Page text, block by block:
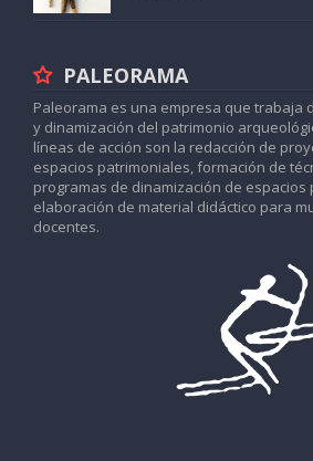
PALEORAMA
Paleorama es una empresa que trabaja
y dinamización del patrimonio
líneas de acción son la redacción de
espacios patrimoniales, formación de
programas de dinamización de espacios
elaboración de material didáctico para
docentes.